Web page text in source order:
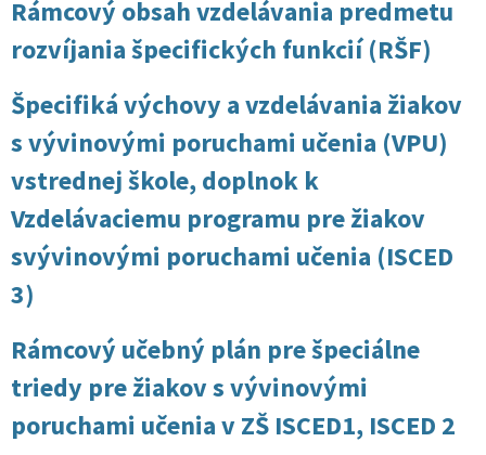
Rámcový obsah vzdelávania predmetu
rozvíjania špecifických funkcií (RŠF)
Špecifiká výchovy a vzdelávania žiakov
s vývinovými poruchami učenia (VPU)
vstrednej škole, doplnok k
Vzdelávaciemu programu pre žiakov
svývinovými poruchami učenia (ISCED
3)
Rámcový učebný plán pre špeciálne
triedy pre žiakov s vývinovými
poruchami učenia v ZŠ ISCED1, ISCED 2